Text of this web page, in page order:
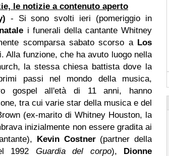
le notizie a contenuto aperto
- Si sono svolti ieri (pomeriggio in
natale i funerali della cantante Whitney
scomparsa sabato scorso a Los
Alla funzione, che ha avuto luogo nella
la stessa chiesa battista dove la
passi nel mondo della musica,
gospel all'età di 11 anni, hanno
tra cui varie star della musica e del
(ex-marito di Whitney Houston, la
inizialmente non essere gradita ai
Kevin Costner(partner della
1992 Guardia del corpo), Dionne